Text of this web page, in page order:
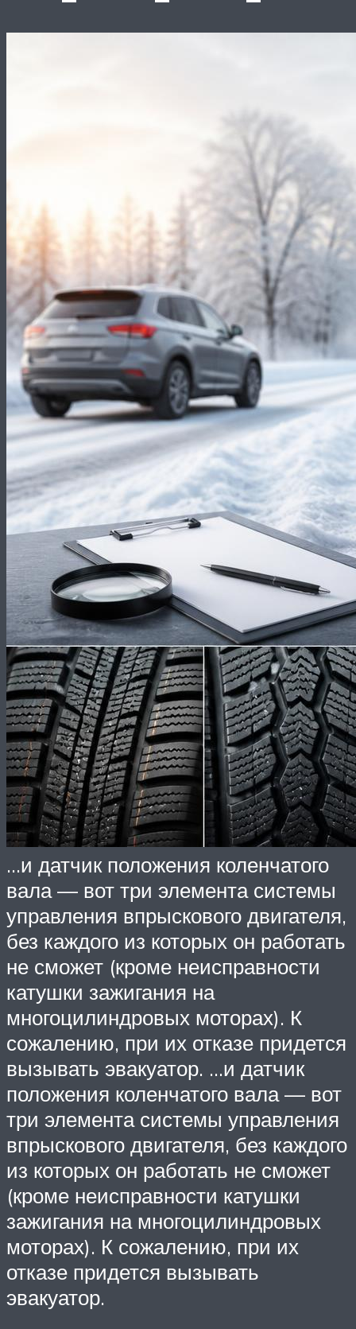
…и датчик положения коленчатого
вала — вот три элемента системы
управления впрыскового двигателя,
без каждого из которых он работать
не сможет (кроме неисправности
катушки зажигания на
многоцилиндровых моторах). К
сожалению, при их отказе придется
вызывать эвакуатор. …и датчик
положения коленчатого вала — вот
три элемента системы управления
впрыскового двигателя, без каждого
из которых он работать не сможет
(кроме неисправности катушки
зажигания на многоцилиндровых
моторах). К сожалению, при их
отказе придется вызывать
эвакуатор.